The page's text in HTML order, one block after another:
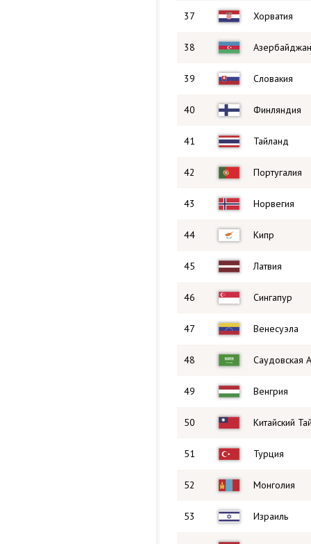
37 Хорватия
38 Азербайджан
39 Словакия
40 Финляндия
41 Тайланд
42 Португалия
43 Норвегия
44 Кипр
45 Латвия
46 Сингапур
47 Венесуэла
48 Саудовская
49 Венгрия
50 Китайский
51 Турция
52 Монголия
53 Израиль